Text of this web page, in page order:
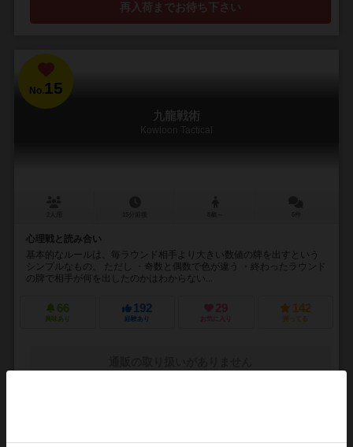
再入荷までお待ち下さい
No.15
九龍戦術
Kowloon Tactical
心理戦と読み合い
基本的なルールは、毎ラウンド相手より大きい数値の牌を出すという
シンプルなもの。 ただし ・奇数と偶数で色が違う ・終わったラウンド
の牌で相手が何を出したのかはわからない...
66
興味あり
192
経験あり
29
お気に入り
142
持ってる
No.16